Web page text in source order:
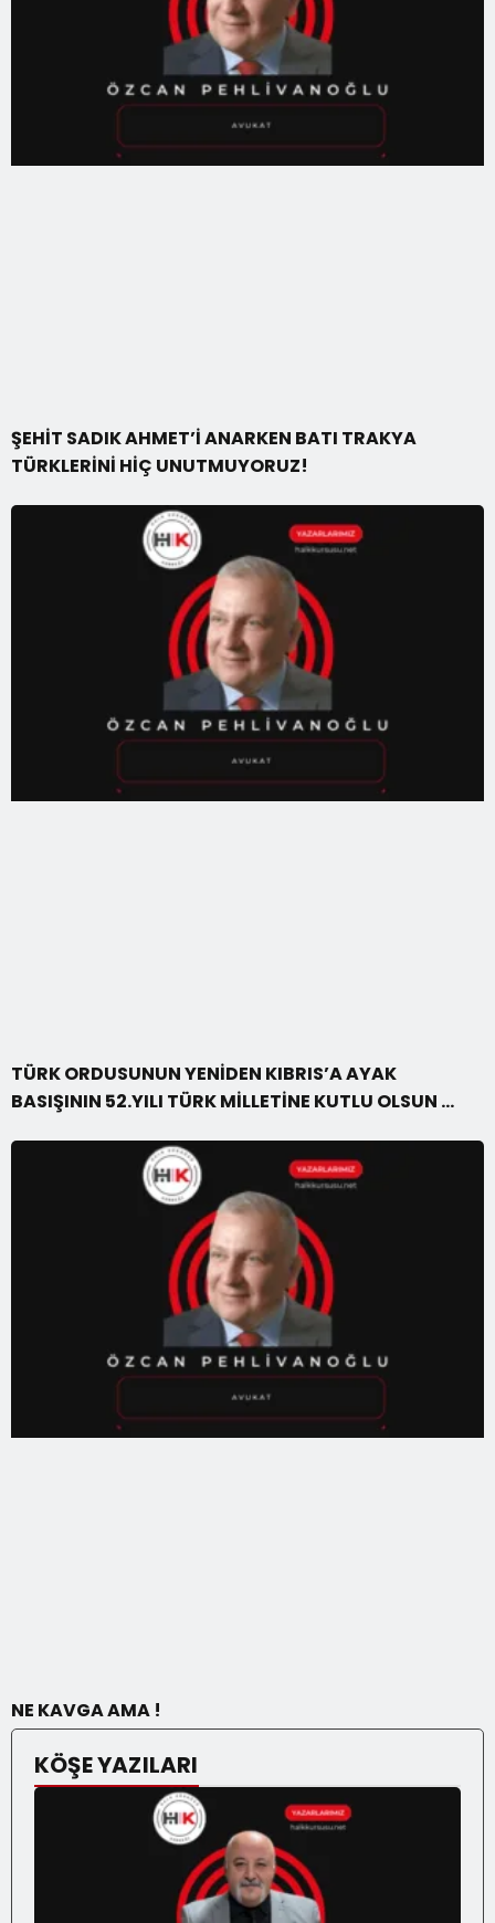
ŞEHİT SADIK AHMET’İ ANARKEN BATI TRAKYA
TÜRKLERİNİ HİÇ UNUTMUYORUZ!
TÜRK ORDUSUNUN YENİDEN KIBRIS’A AYAK
BASIŞININ 52.YILI TÜRK MİLLETİNE KUTLU OLSUN …
NE KAVGA AMA !
KÖŞE YAZILARI